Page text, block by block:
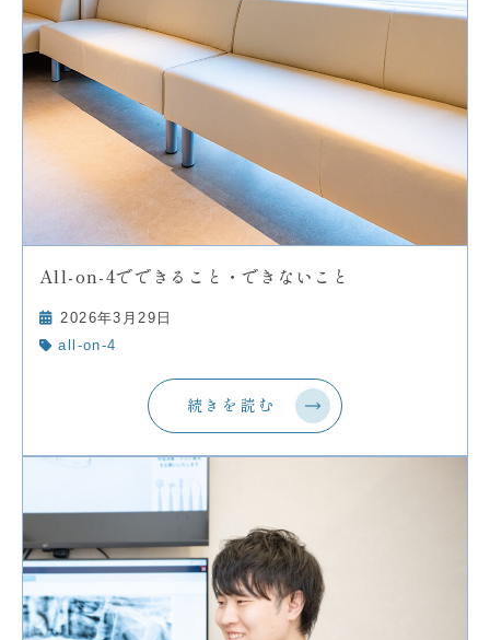
All-on-4でできること・できないこと
2026年3月29日
all-on-4
続きを読む